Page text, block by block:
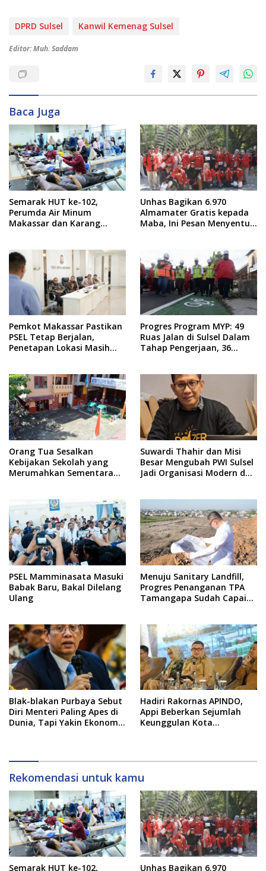
DPRD Sulsel Kanwil Kemenag Sulsel
Editor: Muh. Saddam
Baca Juga
Semarak HUT ke-102,
Perumda Air Minum
Makassar dan Karang
Unhas Bagikan 6.970
Almamater Gratis kepada
Maba, Ini Pesan Menyentuh
Pemkot Makassar Pastikan
PSEL Tetap Berjalan,
Penetapan Lokasi Masih
Progres Program MYP: 49
Ruas Jalan di Sulsel Dalam
Tahap Pengerjaan, 36
Orang Tua Sesalkan
Kebijakan Sekolah yang
Merumahkan Sementara
Suwardi Thahir dan Misi
Besar Mengubah PWI Sulsel
Jadi Organisasi Modern dan
PSEL Mamminasata Masuki
Babak Baru, Bakal Dilelang
Ulang
Menuju Sanitary Landfill,
Progres Penanganan TPA
Tamangapa Sudah Capai
Blak-blakan Purbaya Sebut
Diri Menteri Paling Apes di
Dunia, Tapi Yakin Ekonomi
Hadiri Rakornas APINDO,
Appi Beberkan Sejumlah
Keunggulan Kota
Rekomendasi untuk kamu
Semarak HUT ke-102, Unhas Bagikan 6.970